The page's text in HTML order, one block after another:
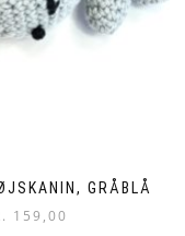
GRÅBLÅ
159,00